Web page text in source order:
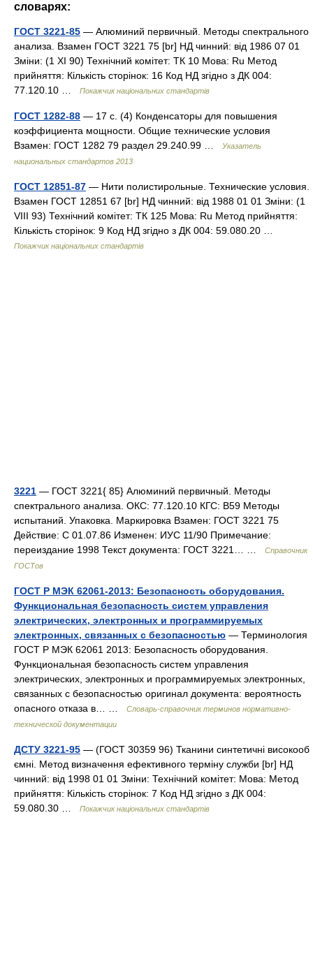
словарях:
ГОСТ 3221-85 — Алюминий первичный. Методы спектрального
анализа. Взамен ГОСТ 3221 75 [br] НД чинний: від 1986 07 01
Зміни: (1 XI 90) Технічний комітет: ТК 10 Мова: Ru Метод
прийняття: Кількість сторінок: 16 Код НД згідно з ДК 004:
77.120.10 …
Покажчик національних стандартів
ГОСТ 1282-88 — 17 с. (4) Конденсаторы для повышения
коэффициента мощности. Общие технические условия
Взамен: ГОСТ 1282 79 раздел 29.240.99 …
Указатель
национальных стандартов 2013
ГОСТ 12851-87 — Нити полистирольные. Технические условия.
Взамен ГОСТ 12851 67 [br] НД чинний: від 1988 01 01 Зміни: (1
VIII 93) Технічний комітет: ТК 125 Мова: Ru Метод прийняття:
Кількість сторінок: 9 Код НД згідно з ДК 004: 59.080.20 …
Покажчик національних стандартів
3221 — ГОСТ 3221{ 85} Алюминий первичный. Методы
спектрального анализа. ОКС: 77.120.10 КГС: В59 Методы
испытаний. Упаковка. Маркировка Взамен: ГОСТ 3221 75
Действие: С 01.07.86 Изменен: ИУС 11/90 Примечание:
переиздание 1998 Текст документа: ГОСТ 3221… …
Справочник
ГОСТов
ГОСТ Р МЭК 62061-2013: Безопасность оборудования.
Функциональная безопасность систем управления
электрических, электронных и программируемых
электронных, связанных с безопасностью — Терминология
ГОСТ Р МЭК 62061 2013: Безопасность оборудования.
Функциональная безопасность систем управления
электрических, электронных и программируемых электронных,
связанных с безопасностью оригинал документа: вероятность
опасного отказа в… …
Словарь-справочник терминов нормативно-
технической документации
ДСТУ 3221-95 — (ГОСТ 30359 96) Тканини синтетичні високооб
ємні. Метод визначення ефективного терміну служби [br] НД
чинний: від 1998 01 01 Зміни: Технічний комітет: Мова: Метод
прийняття: Кількість сторінок: 7 Код НД згідно з ДК 004:
59.080.30 …
Покажчик національних стандартів